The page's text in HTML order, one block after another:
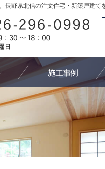
長野県北信の注文住宅・新築戸建て
わたしたちにできること